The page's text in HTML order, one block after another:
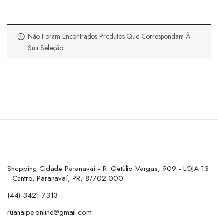
Não Foram Encontrados Produtos Que Correspondam À
Sua Seleção.
Shopping Cidade Paranavaí - R. Getúlio Vargas, 909 - LOJA 13
- Centro, Paranavaí, PR, 87702-000
(44) 3421-7313
ruanaipe.online@gmail.com